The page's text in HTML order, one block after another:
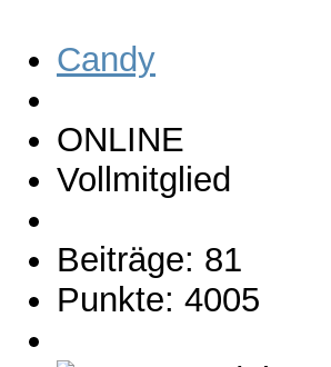
Candy
ONLINE
Vollmitglied
Beiträge: 81
Punkte: 4005